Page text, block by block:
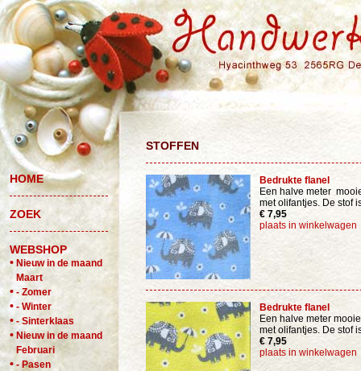
HOME
ZOEK
WEBSHOP
• Nieuw in de maand
Maart
• - Zomer
• - Winter
• - Sinterklaas
• Nieuw in de maand
Februari
• - Pasen
STOFFEN
Bedrukte flanel
Een halve meter
met olifantjes. De stof
€ 7,95
plaats in winkelwagen
Bedrukte flanel
Een halve meter
met olifantjes. De stof
€ 7,95
plaats in winkelwagen